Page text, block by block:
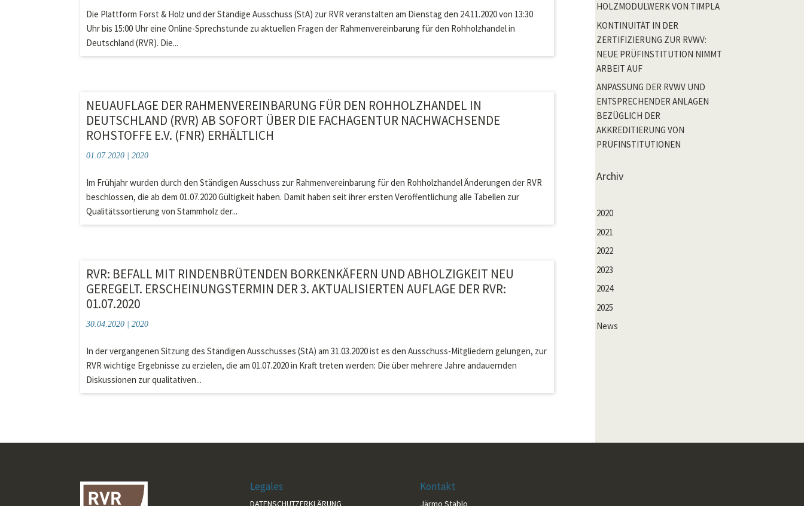
Die Plattform Forst & Holz und der Ständige Ausschuss (StA) zur RVR veranstalten am Dienstag den 24.11.2020 von 13:30
Uhr bis 15:00 Uhr eine Online-Sprechstunde zu aktuellen Fragen der Rahmenvereinbarung für den Rohholzhandel in
Deutschland (RVR). Die...
NEUAUFLAGE DER RAHMENVEREINBARUNG FÜR DEN ROHHOLZHANDEL IN
DEUTSCHLAND (RVR) AB SOFORT ÜBER DIE FACHAGENTUR NACHWACHSENDE
ROHSTOFFE E.V. (FNR) ERHÄLTLICH
01.07.2020 |2020
Im Frühjahr wurden durch den Ständigen Ausschuss zur Rahmenvereinbarung für den Rohholzhandel Änderungen der RVR
beschlossen, die ab dem 01.07.2020 Gültigkeit haben. Damit haben seit ihrer ersten Veröffentlichung alle Tabellen zur
Qualitätssortierung von Stammholz der...
RVR: BEFALL MIT RINDENBRÜTENDEN BORKENKÄFERN UND ABHOLZIGKEIT NEU
GEREGELT. ERSCHEINUNGSTERMIN DER 3. AKTUALISIERTEN AUFLAGE DER RVR:
01.07.2020
30.04.2020 |2020
In der vergangenen Sitzung des Ständigen Ausschusses (StA) am 31.03.2020 ist es den Ausschuss-Mitgliedern gelungen, zur
RVR wichtige Ergebnisse zu erzielen, die am 01.07.2020 in Kraft treten werden: Die über mehrere Jahre andauernden
Diskussionen zur qualitativen...
HOLZMODULWERK VON TIMPLA
KONTINUITÄT IN DER
ZERTIFIZIERUNG ZUR RVWV:
NEUE PRÜFINSTITUTION NIMMT
ARBEIT AUF
ANPASSUNG DER RVWV UND
ENTSPRECHENDER ANLAGEN
BEZÜGLICH DER
AKKREDITIERUNG VON
PRÜFINSTITUTIONEN
Archiv
2020
2021
2022
2023
2024
2025
News
Legales
DATENSCHUTZERKLÄRUNG
Kontakt
Järmo Stablo